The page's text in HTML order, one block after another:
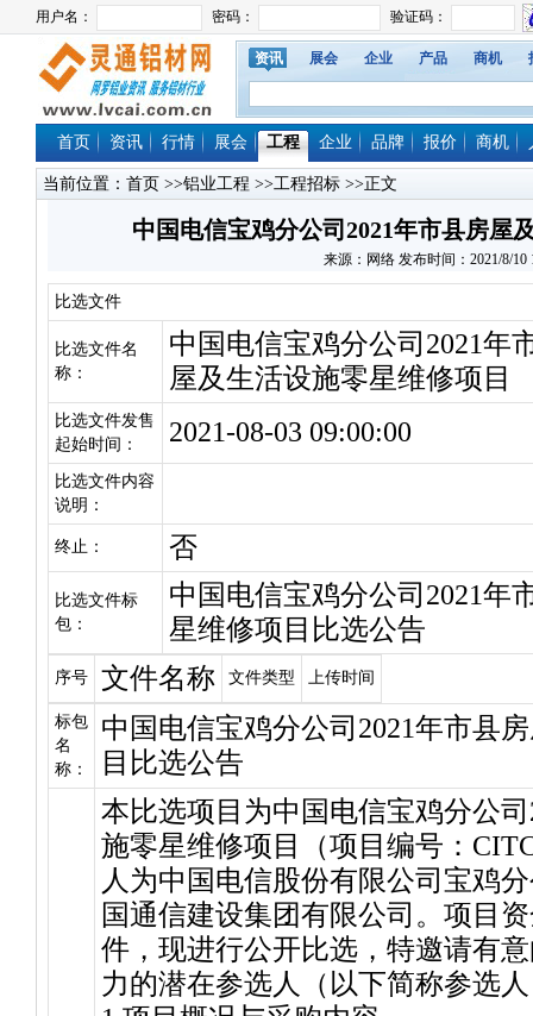
资讯 展会 企业 产品 商机
首页 资讯 行情 展会 工程 企业 品牌 报价 商机
当前位置： 首页 >>铝业工程 >>工程招标 >>正文
中国电信宝鸡分公司2021年市县房屋
来源：网络 发布时间：2021/8/10
比选文件
比选文件名
称：
中国电信宝鸡分公司2021年
屋及生活设施零星维修项目
比选文件发售
起始时间：
2021-08-03 09:00:00
比选文件内容
说明：
终止： 否
比选文件标
包：
中国电信宝鸡分公司2021年
星维修项目比选公告
序号 文件名称 文件类型 上传时间
标包
名
称：
中国电信宝鸡分公司2021年市县
目比选公告
本比选项目为中国电信宝鸡分公
施零星维修项目（项目编号：
人为中国电信股份有限公司宝鸡
国通信建设集团有限公司。项目
件，现进行公开比选，特邀请有
力的潜在参选人（以下简称参选